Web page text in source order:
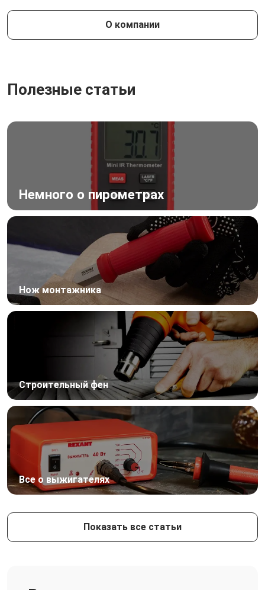
О компании
Полезные статьи
Немного о пирометрах
Нож монтажника
Строительный фен
Все о выжигателях
Показать все статьи